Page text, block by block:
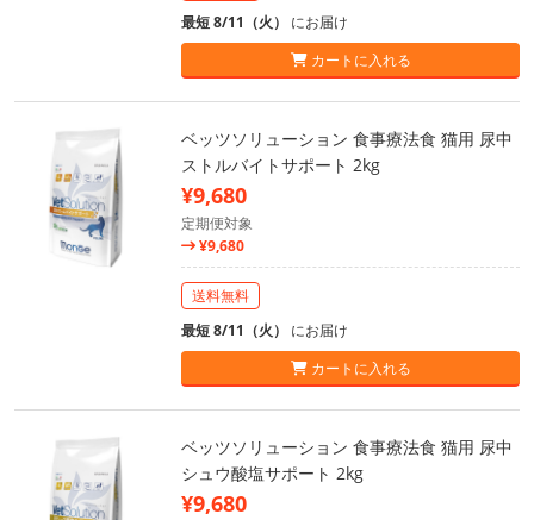
最短 8/11（火） にお届け
カートに入れる
ベッツソリューション 食事療法食 猫用 尿中
ストルバイトサポート 2kg
¥9,680
定期便対象
¥9,680
送料無料
最短 8/11（火） にお届け
カートに入れる
ベッツソリューション 食事療法食 猫用 尿中
シュウ酸塩サポート 2kg
¥9,680